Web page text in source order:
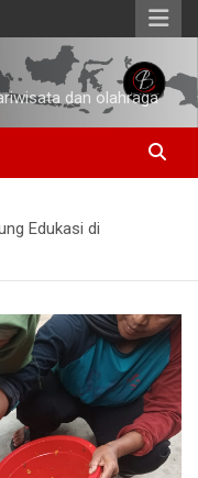
dan olahraga
Edukasi di